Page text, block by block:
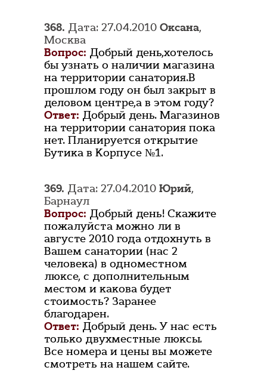
368. Дата: 27.04.2010 Оксана,
Москва
Вопрос: Добрый день,хотелось
бы узнать о наличии магазина
на территории санатория.В
прошлом году он был закрыт в
деловом центре,а в этом году?
Ответ: Добрый день. Магазинов
на территории санатория пока
нет. Планируется открытие
Бутика в Корпусе №1.
369. Дата: 27.04.2010 Юрий,
Барнаул
Вопрос: Добрый день! Скажите
пожалуйста можно ли в
августе 2010 года отдохнуть в
Вашем санатории (нас 2
человека) в одноместном
люксе, с дополнительным
местом и какова будет
стоимость? Заранее
благодарен.
Ответ: Добрый день. У нас есть
только двухместные люксы.
Все номера и цены вы можете
смотреть на нашем сайте.